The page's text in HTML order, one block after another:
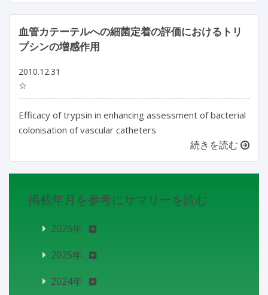
血管カテーテルへの細菌定着の評価におけるトリ
プシンの増感作用
2010.12.31
☆
Efficacy of trypsin in enhancing assessment of bacterial
colonisation of vascular catheters
続きを読む
掲載年月を参考にサマリーを読む
2026年
2025年
2024年